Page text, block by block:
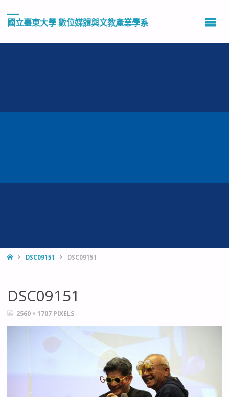
國立臺東大學 數位媒體與文教產業學系
HOMEDSC09151 DSC09151
DSC09151
FULL2560 × 1707 PIXELS